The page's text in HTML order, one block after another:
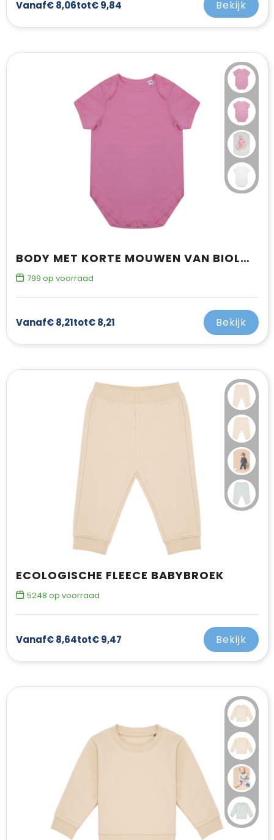
Vanaf€ 8,06tot€ 9,84 Bekijk
BODY MET KORTE MOUWEN VAN BIOLOGISCH KATOEN
799 op voorraad
Vanaf€ 8,21tot€ 8,21 Bekijk
ECOLOGISCHE FLEECE BABYBROEK
5248 op voorraad
Vanaf€ 8,64tot€ 9,47 Bekijk